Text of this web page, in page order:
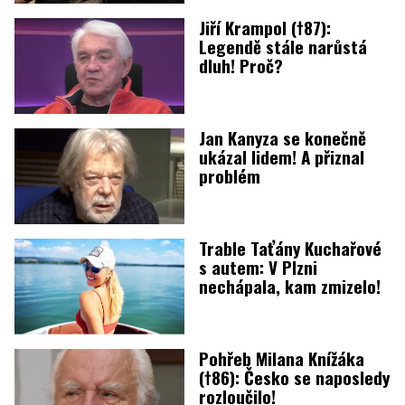
Jiří Krampol (†87):
Legendě stále narůstá
dluh! Proč?
Jan Kanyza se konečně
ukázal lidem! A přiznal
problém
Trable Taťány Kuchařové
s autem: V Plzni
nechápala, kam zmizelo!
Pohřeb Milana Knížáka
(†86): Česko se naposledy
rozloučilo!